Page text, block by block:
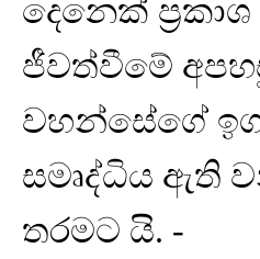
දෙනෙක්
ජීවත්වීමේ
වහන්සේගේ
සමෘද්ධිය ඇති
තරමට යි. -